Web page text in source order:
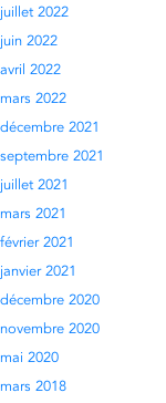
juillet 2022
juin 2022
avril 2022
mars 2022
décembre 2021
septembre 2021
juillet 2021
mars 2021
février 2021
janvier 2021
décembre 2020
novembre 2020
mai 2020
mars 2018